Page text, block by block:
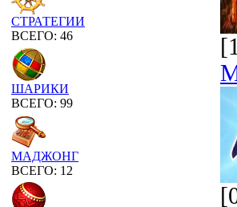
СТРАТЕГИИ
ВСЕГО: 46
ШАРИКИ
ВСЕГО: 99
МАДЖОНГ
ВСЕГО: 12